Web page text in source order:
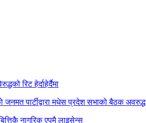
रिट हेर्दाहेर्दैमा
जनमत पार्टीद्वारा मधेस प्रदेश सभाको बैठक अवरुद्ध
नागरिक एपमै लाइसेन्स